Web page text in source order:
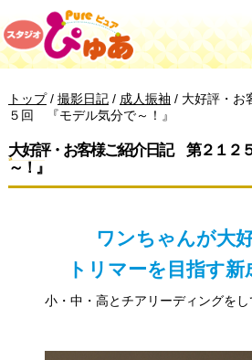
このページの本文へ
現
在
位
置：
トップ/ 撮影日記/ 成人振袖 / 大好評・お
５回 『モデル気分で～！』
大好評・お客様ご紹介日記 第２１２
～！』
ワンちゃんが大好
トリマーを目指す新
小・中・高とチアリーディングをし